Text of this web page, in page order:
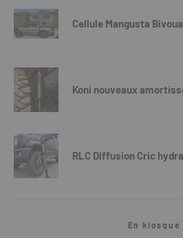
Cellule Mangusta
Koni nouveaux
RLC Diffusion Cric
En kiosque